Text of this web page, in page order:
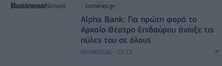
csrnews.gr
Alpha Bank: Για πρώτη φορά το
Αρχαίο Θέατρο Επιδαύρου άνοιξε τις
πύλες του σε όλους
05/08/2026 - 10:12